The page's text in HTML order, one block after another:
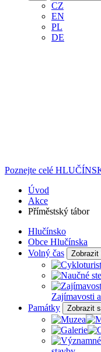
CZ
EN
PL
DE
Poznejte celé
Úvod
Akce
Příměstský tábor
Hlučínsko
Obce Hlučínska
Volný čas
Zobrazit
Zajímavosti
Památky
Zobrazit